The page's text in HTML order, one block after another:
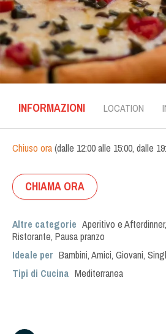
INFORMAZIONI LOCATION
Chiuso ora(dalle 12:00alle 15:00, dalle
CHIAMA ORA
Altre categorie Aperitivo e Afterdinner,
Ristorante, Pausa pranzo
Ideale per Bambini,Amici, Giovani,
Tipi di Cucina Mediterranea